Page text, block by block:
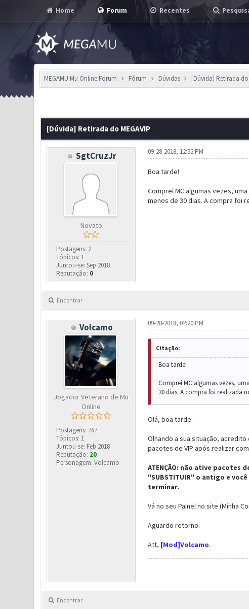
Home Forum Recentes
MEGAMU Mu Online Forum Fórum Dúvidas [Dúvida] Retirada do
[Dúvida] Retirada do MEGAVIP
SgtCruzJr
Novato
Postagens: 2
Tópicos: 1
Juntou-se: Sep 2018
Reputação: 0
09-28-2018, 12:52 PM
Boa tarde!
Comprei MC algumas vezes,
menos de 30 dias. A compra foi
Encontrar
Volcamo
Jogador Veterano de Mu
Online
Postagens: 767
Tópicos: 1
Juntou-se: Feb 2018
Reputação: 20
Personagem: Volcamo
09-28-2018, 02:20 PM
Citação:
Boa tarde!
Comprei MC algumas vezes,
30 dias. A compra foi realizada
Olá, boa tarde.
Olhando a sua situação,
pacotes de VIP após realizar
ATENÇÃO: não ative pacotes
"SUBSTITUIR" o antigo e
terminar.
Vá no seu Painel no site (Minha
Aguardo retorno.
Att, [Mod]Volcamo.
Encontrar